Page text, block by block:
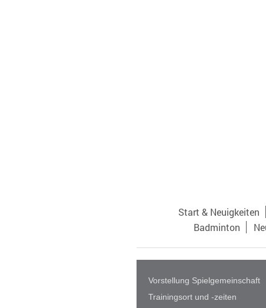
Start & Neuigkeiten
Badminton
Vorstellung Spielgemeinschaft
Trainingsort und -zeiten